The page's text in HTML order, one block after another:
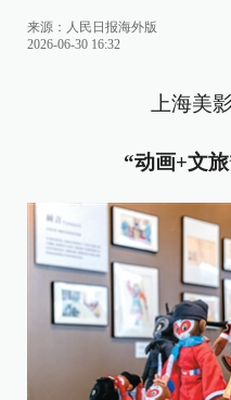
来源： 人民日报海外版
2026-06-30 16:32
上海美
“动画+文